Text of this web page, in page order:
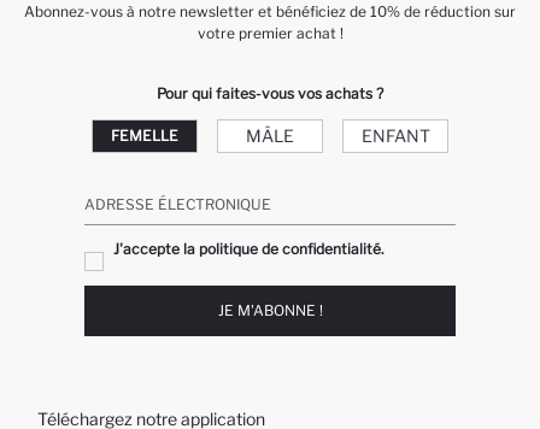
Abonnez-vous à notre newsletter et bénéficiez de 10% de réduction sur
votre premier achat !
Pour qui faites-vous vos achats ?
FEMELLE MÂLE ENFANT
ADRESSE ÉLECTRONIQUE
J'accepte la politique de confidentialité.
JE M'ABONNE !
Téléchargez notre application